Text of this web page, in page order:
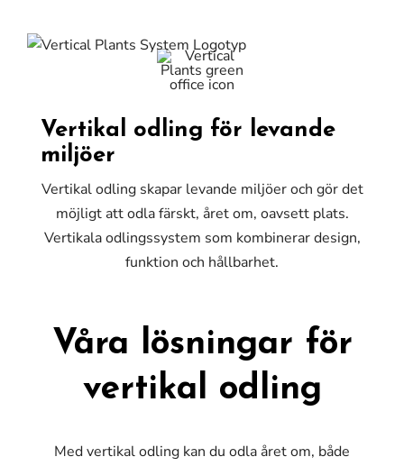
Vertikal odling för levande
miljöer
Vertikal odling skapar levande miljöer och gör det
möjligt att odla färskt, året om, oavsett plats.
Vertikala odlingssystem som kombinerar design,
funktion och hållbarhet.
Våra lösningar för
vertikal odling
Med vertikal odling kan du odla året om, både